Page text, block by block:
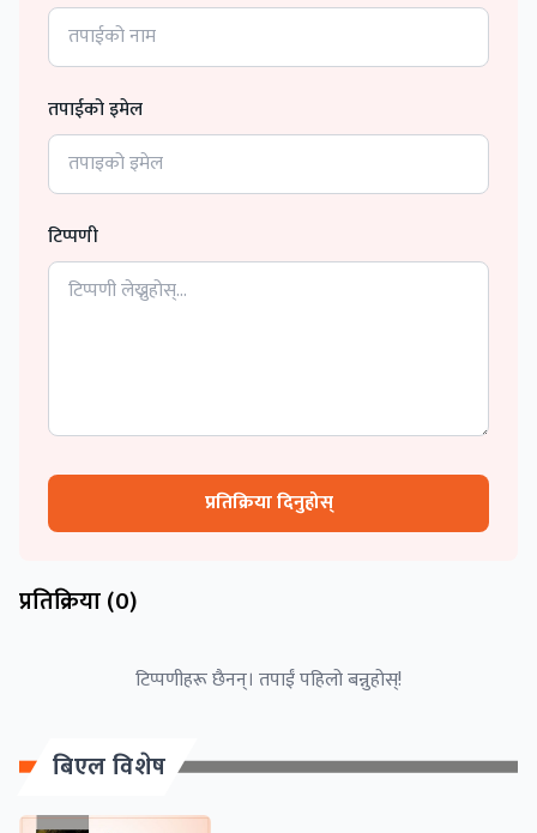
तपाईको इमेल
टिप्पणी
प्रतिक्रिया दिनुहोस्
प्रतिक्रिया (0)
टिप्पणीहरू छैनन्। तपाईं पहिलो बन्नुहोस्!
बिएल विशेष